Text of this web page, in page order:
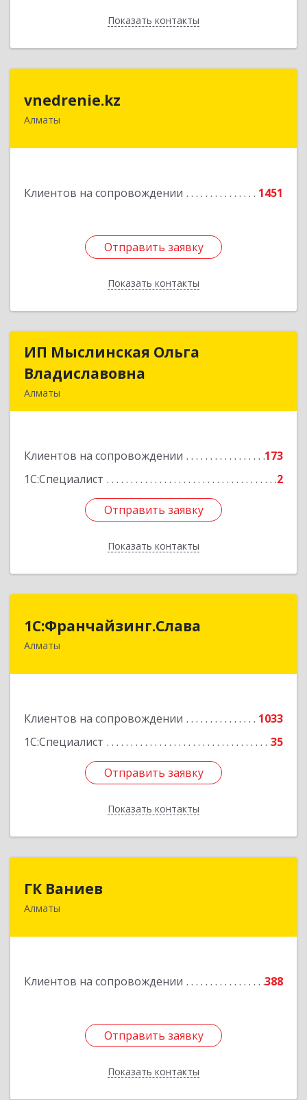
Показать контакты
Назад
vnedrenie.kz
Алматы
Клиентов на сопровождении 1451
Отправить заявку
Показать контакты
Казахстан, г.Алматы, ул.Прокофьева 45-56
Отправить заявку
Назад
ИП Мыслинская Ольга
Владиславовна
Алматы
Клиентов на сопровождении
173
1С:Специалист
2
Отправить заявку
Показать контакты
ИП Мыслинская Ольга
Подробнее
Отправить заявку
Назад
1С:Франчайзинг.Слава
Алматы
Клиентов на сопровождении
1033
1С:Специалист
35
Отправить заявку
Показать контакты
1С:Франчайзинг.Слава
Казахстан, Алматы, 050022, Кашгарская 58-2
Отправить заявку
Назад
ГК Ваниев
Алматы
Клиентов на сопровождении 388
Отправить заявку
Показать контакты
Республика Казахстан, Бостандыкский район,
Отправить заявку
Назад